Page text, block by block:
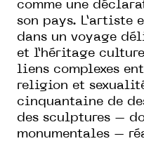
comme une
son pays. L’artiste
dans un voyage
et l’héritage
liens complexes
religion et
cinquantaine de
des sculptures –
monumentales –